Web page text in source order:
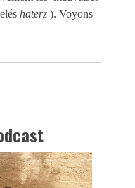
haterz ). Voyons